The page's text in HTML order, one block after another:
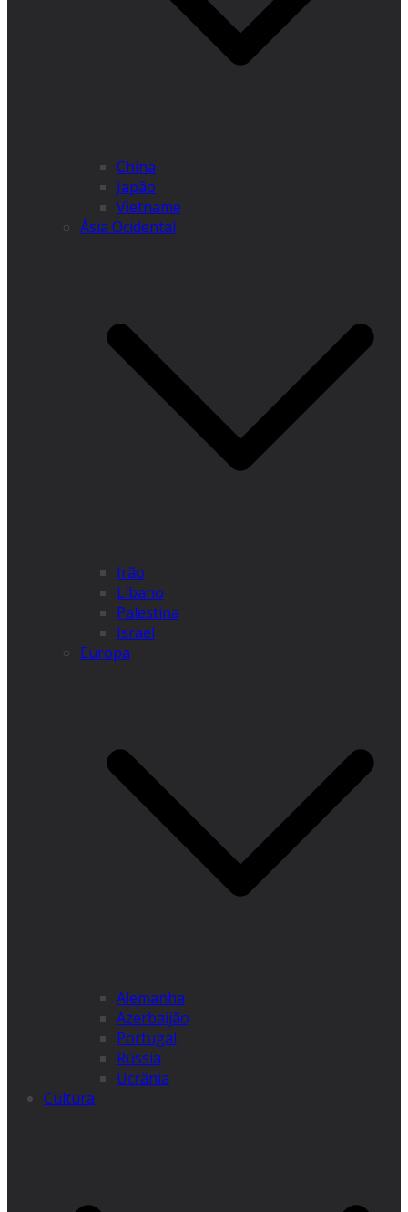
China
Japão
Vietname
Ásia Ocidental
Irão
Líbano
Palestina
Israel
Europa
Alemanha
Azerbaijão
Portugal
Rússia
Ucrânia
Cultura